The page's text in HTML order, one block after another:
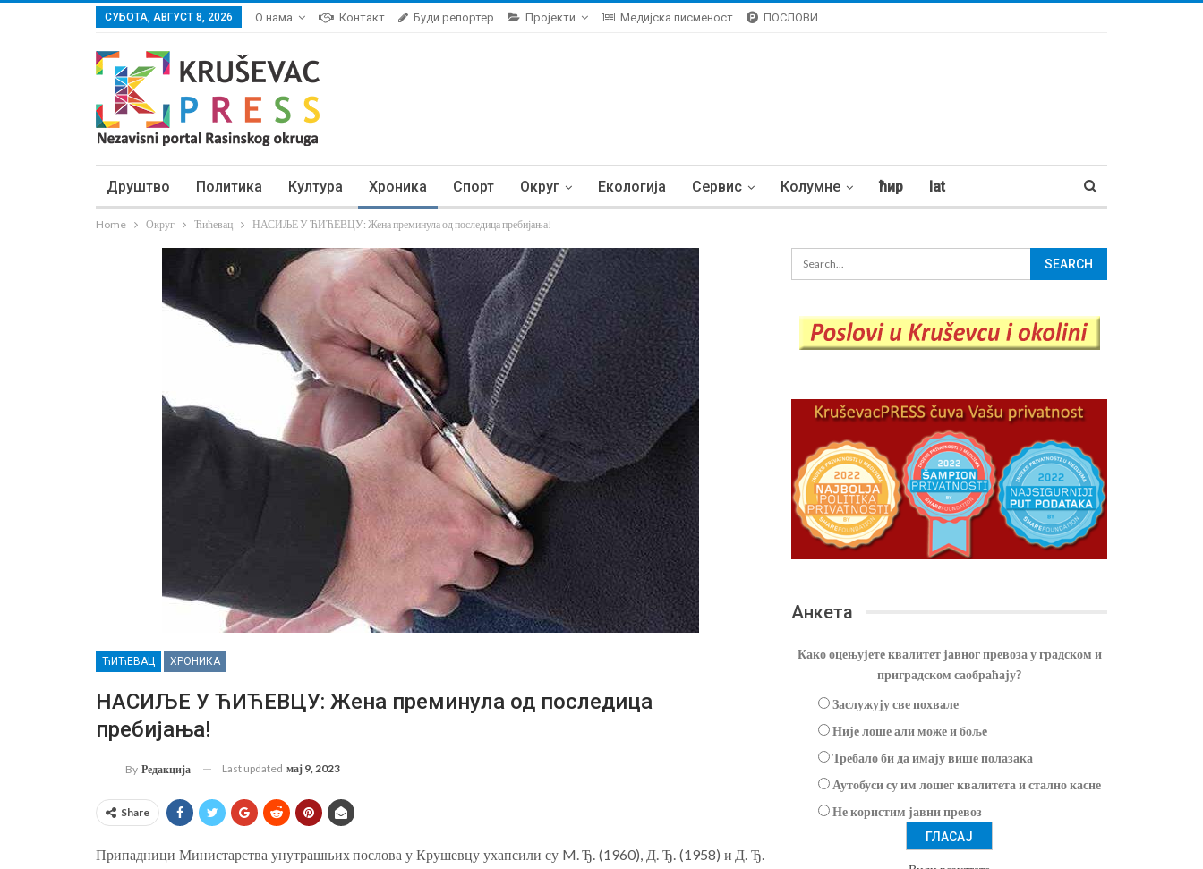
СУБОТА, АВГУСТ 8, 2026 О нама Контакт Буди репортер Пројекти Медијска писменост ПОСЛОВИ
Друштво Политика Култура Хроника Спорт Округ Екологија Сервис Колумне ћир lat
Home Округ Ћићевац НАСИЉЕ У ЋИЋЕВЦУ: Жена преминула од последица пребијања!
ЋИЋЕВАЦ ХРОНИКА
НАСИЉЕ У ЋИЋЕВЦУ: Жена преминула од последица
пребијања!
By Редакција Last updated мај 9, 2023
Share
Припадници Министарства унутрашњих послова у Крушевцу ухапсили су M. Ђ. (1960), Д. Ђ. (1958) и Д. Ђ.
Анкета
Како оцењујете квалитет јавног превоза у градском и
приградском саобраћају?
Заслужују све похвале
Није лоше али може и боље
Требало би да имају више полазака
Аутобуси су им лошег квалитета и стално касне
Не користим јавни превоз